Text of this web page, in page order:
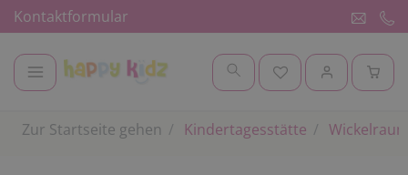
Kontaktformular
Zur Startseite gehen Kindertagesstätte